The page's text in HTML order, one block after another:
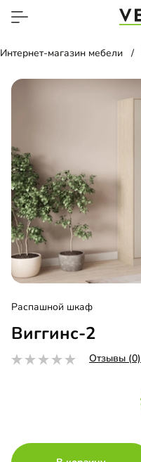
Интернет-магазин мебели
Распашной шкаф
Виггинс-2
Отзывы